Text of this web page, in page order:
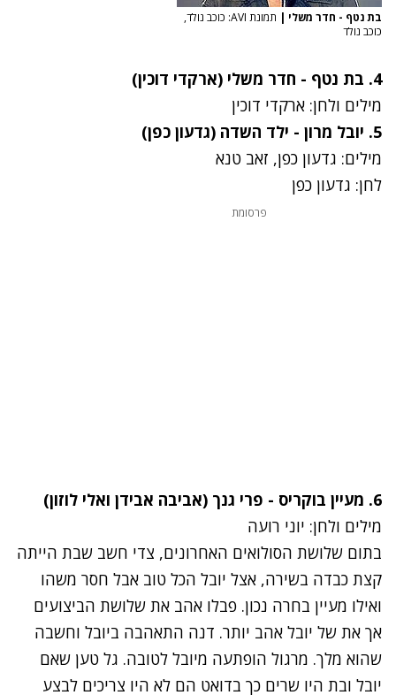
בת נטף - חדר משלי |
תמונת AVI: כוכב נולד,
כוכב נולד
4. בת נטף - חדר משלי (ארקדי דוכין)
מילים ולחן: ארקדי דוכין
5. יובל מרון - ילד השדה (גדעון כפן)
מילים: גדעון כפן, זאב טנא
לחן: גדעון כפן
פרסומת
6. מעיין בוקריס - פרי גנך (אביבה אבידן ואלי לוזון)
מילים ולחן: יוני רועה
בתום שלושת הסולואים האחרונים, צדי חשב שבת הייתה
קצת כבדה בשירה, אצל יובל הכל טוב אבל חסר משהו
ואילו מעיין בחרה נכון. פבלו אהב את שלושת הביצועים
אך את של יובל אהב יותר. דנה התאהבה ביובל וחשבה
שהוא מלך. מרגול הופתעה מיובל לטובה. גל טען שאם
יובל ובת היו שרים כך בדואט הם לא היו צריכים לבצע